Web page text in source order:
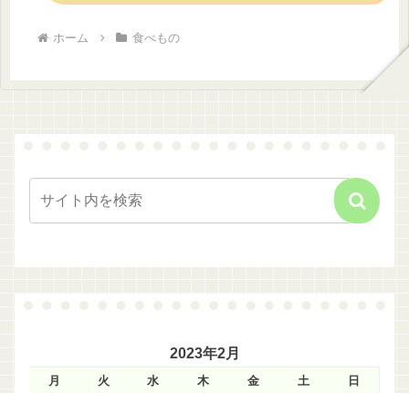
ホーム 食べもの
2023年2月
月 火 水 木 金 土 日